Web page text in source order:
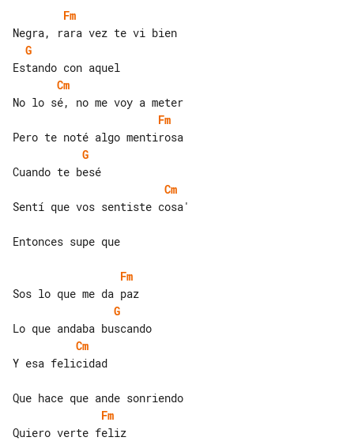
Fm
G
Cm
Fm
G
Cm
Sentí que vos sentiste cosa'
Entonces supe que
Fm
G
Cm
Y esa felicidad
Fm